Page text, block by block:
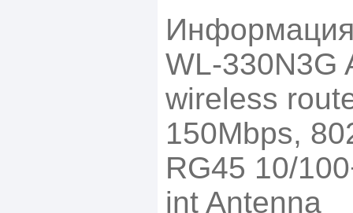
WL-330N3G
wireless
150Mbps,
RG45 10/
int Antenna